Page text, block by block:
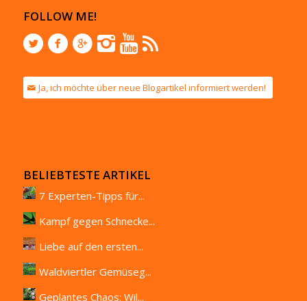
FOLLOW ME!
Ja, ich möchte über neue Blogartikel informiert werden!
BELIEBTESTE ARTIKEL
7 Experten-Tipps für...
Kampf gegen Schnecke...
Liebe auf den ersten...
Waldviertler Gemüseg...
Geplantes Chaos: Wil...